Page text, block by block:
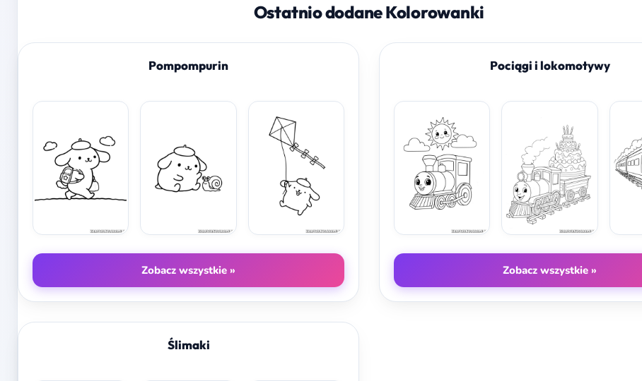
Ostatnio dodane Kolorowanki
Pompompurin
Zobacz wszystkie »
Pociągi i lokomotywy
Zobacz wszystkie »
Ślimaki